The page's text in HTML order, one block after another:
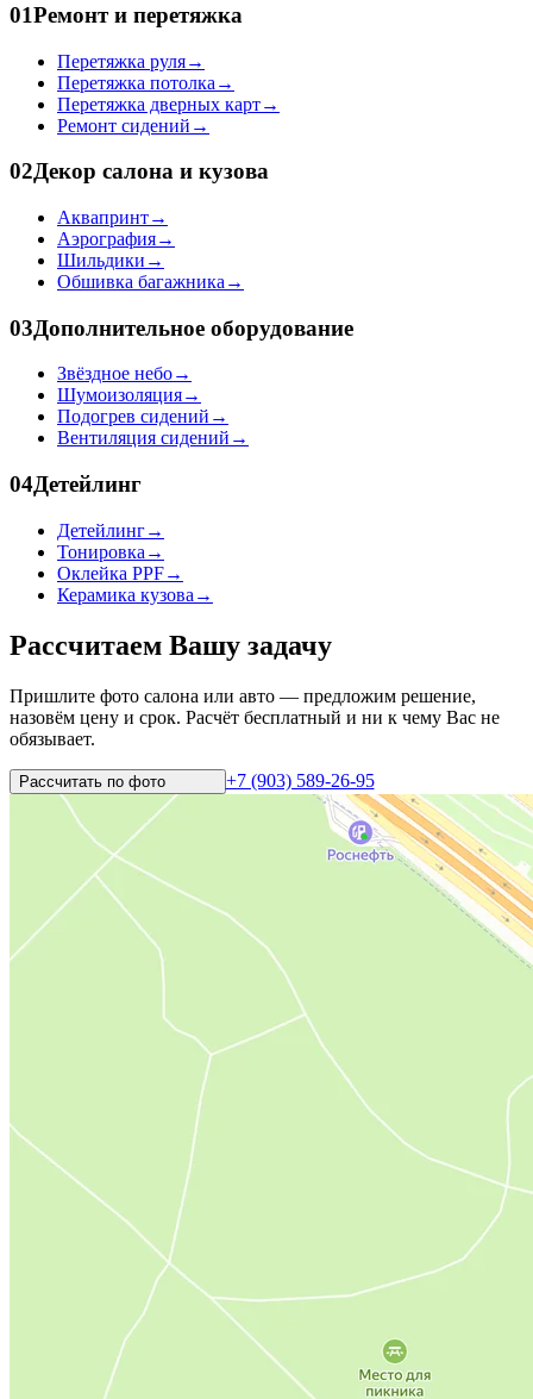
01Ремонт и перетяжка
Перетяжка руля→
Перетяжка потолка →
Перетяжка дверных карт→
Ремонт сидений →
02Декор салона и кузова
Аквапринт→
Аэрография→
Шильдики →
Обшивка багажника →
03Дополнительное оборудование
Звёздное небо→
Шумоизоляция→
Подогрев сидений →
Вентиляция сидений →
04Детейлинг
Детейлинг→
Тонировка →
Оклейка PPF→
Керамика кузова →
Рассчитаем Вашу задачу
Пришлите фото салона или авто — предложим решение,
назовём цену и срок. Расчёт бесплатный и ни к чему Вас не
обязывает.
Рассчитать по фото +7 (903) 589-26-95